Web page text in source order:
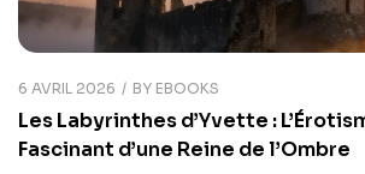
6 AVRIL 2026 BY EBOOKS
Les Labyrinthes d’Yvette :
Fascinant d’une Reine de l’Ombre